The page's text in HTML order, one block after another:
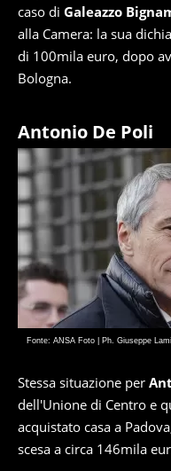
caso di Galeazzo
alla Camera: la sua
di 100mila euro, dopo
Bologna.
Antonio De Poli
Fonte: ANSA Foto | Ph. Giuseppe Lami
Stessa situazione per
dell'Unione di Centro e
acquistato casa a
scesa a circa 146mila